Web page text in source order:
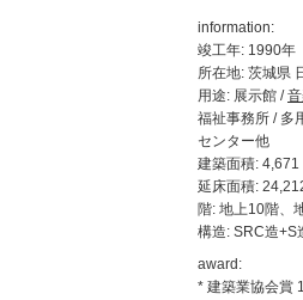
information:
竣工年: 1990年
所在地: 茨城県
用途: 展示館 /
福祉事務所 / 多
センター他
建築面積: 4,671
延床面積:
階: 地上10階、
構造: SRC造+S
award:
* 建築業協会賞